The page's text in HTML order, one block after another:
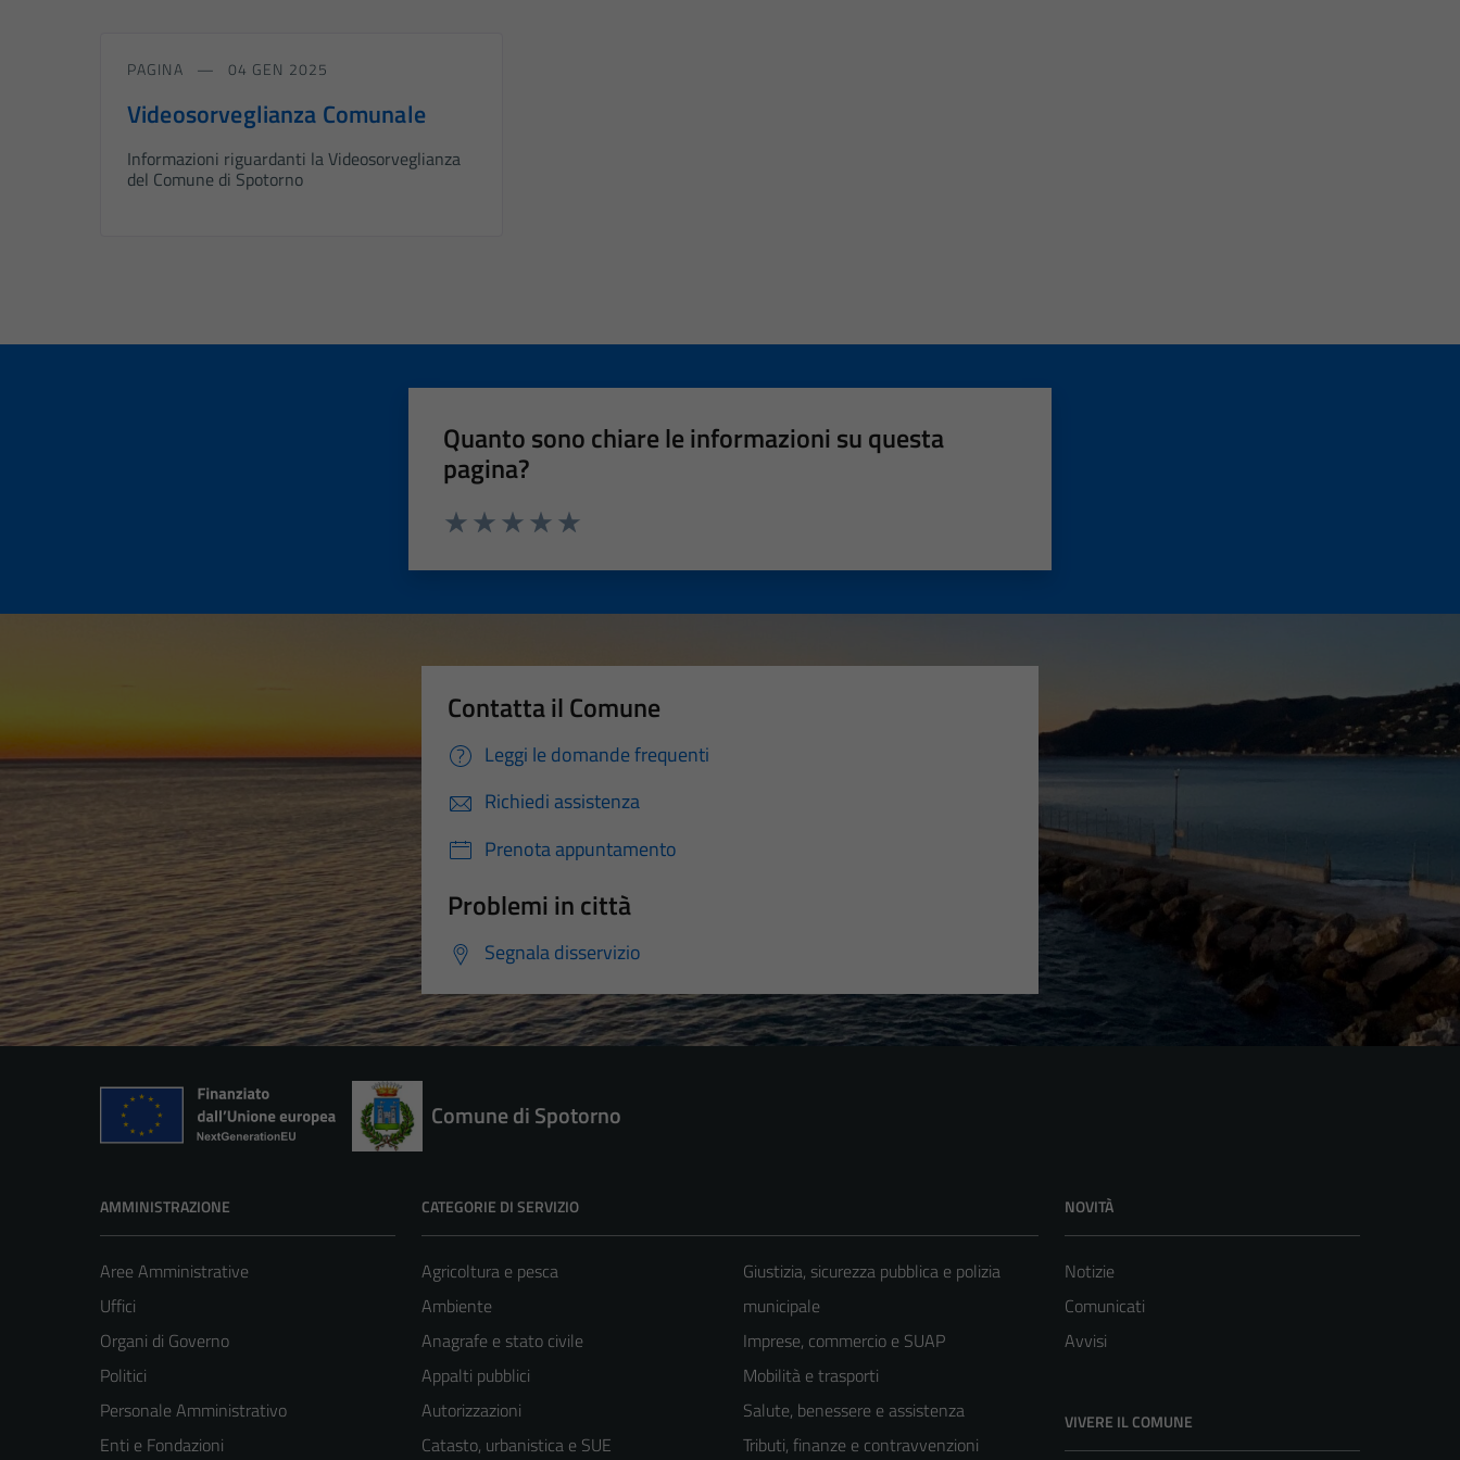
PAGINA 04 GEN 2025
Videosorveglianza Comunale
Informazioni riguardanti la Videosorveglianza
del Comune di Spotorno
Quanto sono chiare le informazioni su questa
pagina?
Contatta il Comune
Leggi le domande frequenti
Richiedi assistenza
Prenota appuntamento
Problemi in città
Segnala disservizio
Comune di Spotorno
AMMINISTRAZIONE
Aree Amministrative
Uffici
Organi di Governo
Politici
Personale Amministrativo
Enti e Fondazioni
CATEGORIE DI SERVIZIO
Agricoltura e pesca
Ambiente
Anagrafe e stato civile
Appalti pubblici
Autorizzazioni
Catasto, urbanistica e SUE
Giustizia, sicurezza pubblica e polizia
municipale
Imprese, commercio e SUAP
Mobilità e trasporti
Salute, benessere e assistenza
Tributi, finanze e contravvenzioni
NOVITÀ
Notizie
Comunicati
Avvisi
VIVERE IL COMUNE